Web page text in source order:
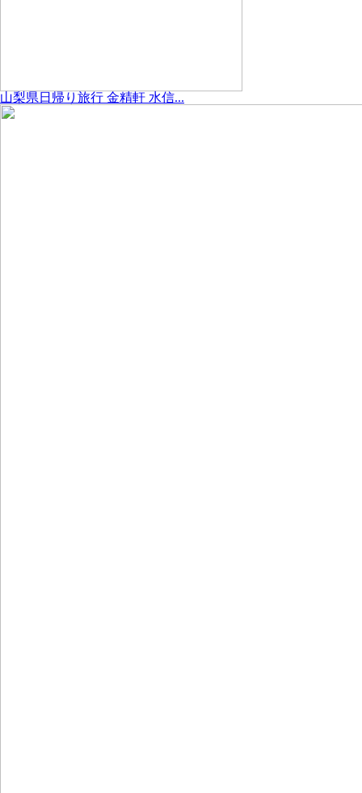
山梨県日帰り旅行 金精軒 水信...